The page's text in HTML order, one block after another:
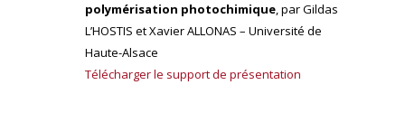
polymérisation photochimique, par Gildas
L’HOSTIS et Xavier ALLONAS – Université de
Haute-Alsace
Télécharger le support de présentation